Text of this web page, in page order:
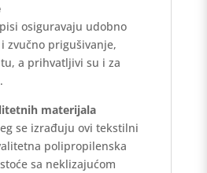
osiguravaju udobno
zvučno prigušivanje,
a prihvatljivi su i za
materijala
se izrađuju ovi tekstilni
polipropilenska
sa neklizajućom